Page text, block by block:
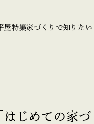
屋特集家づくりで知りたい
はじめての家